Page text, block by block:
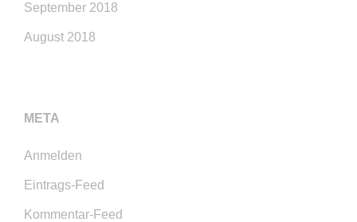
September 2018
August 2018
META
Anmelden
Eintrags-Feed
Kommentar-Feed